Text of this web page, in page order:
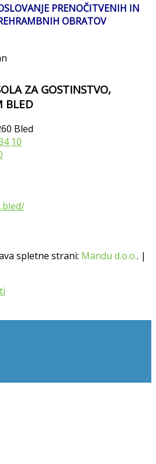
PRENOČITVENIH IN
OBRATOV
ZA GOSTINSTVO,
BLED
Bled
10
spletne strani: Mandu d.o.o.. |